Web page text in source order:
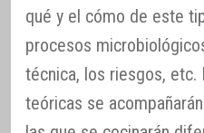
qué y el cómo de este
procesos
técnica, los riesgos, etc.
teóricas se